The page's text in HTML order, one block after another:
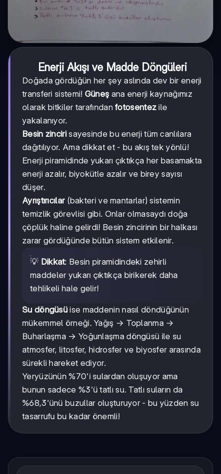
Enerji Akışı ve Madde Döngüleri
Doğada gördüğün her şey aslında dev bir enerji
transferi sistemi! Güneş ana enerji kaynağımız
olarak bitkiler tarafındanfotosentez ile
yakalanıyor.
Besin zincirisayesinde bu enerji tüm canlılara
dağıtılıyor. Ama dikkat et - bu akış tek yönlü!
Enerji piramidinde yukarı çıktıkça her basamakta
enerji azalır, biyokütle azalır ve birey sayısı
düşer.
Ayrıştırıcılar(bakteri ve mantarlar) sistemin
temizlik görevlisi gibi. Onlar olmasaydı doğa
çöplük haline gelirdi! Besin zincirinin bir halkası
zarar gördüğünde bütün sistem etkilenir.
💡 Dikkat: Besin piramidindeki zehirli
maddeler yukarı çıktıkça birikerek daha
tehlikeli hale gelir!
Su döngüsü ise maddenin nasıl döndüğünün
mükemmel örneği. Yağış → Toplanma →
Buharlaşma → Yoğunlaşma döngüsü ile su
atmosfer, litosfer, hidrosfer ve biyosfer arasında
sürekli hareket ediyor.
Yeryüzünün %70'i sulardan oluşuyor ama
bunun sadece %3'ü tatlı su. Tatlı suların da
%68,3'ünü buzullar oluşturuyor - bu yüzden su
tasarrufu bu kadar önemli!